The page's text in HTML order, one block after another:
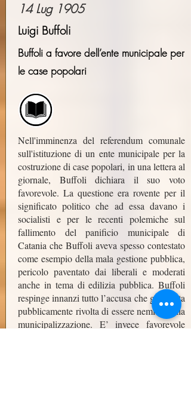
14 Lug 1905
Luigi Buffoli
Buffoli a favore dell’ente municipale per
le case popolari
Nell'imminenza del referendum comunale
sull'istituzione di un ente municipale per la
costruzione di case popolari, in una lettera al
giornale, Buffoli dichiara il suo voto
favorevole. La questione era rovente per il
significato politico che ad essa davano i
socialisti e per le recenti polemiche sul
fallimento del panificio municipale di
Catania che Buffoli aveva spesso contestato
come esempio della mala gestione pubblica,
pericolo paventato dai liberali e moderati
anche in tema di edilizia pubblica. Buffoli
respinge innanzi tutto l’accusa che gli è stata
pubblicamente rivolta di essere nemico della
municipalizzazione. E’ invece favorevole